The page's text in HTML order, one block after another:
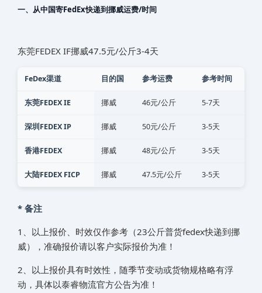
一、从中国寄FedEx快递到‌挪威‌‌‌‌‌‌‌运费/时间
东莞FEDEX IF‌挪威‌‌‌‌‌‌‌47.5元/公斤3-4天
FeDex渠道 目的国 参考运费 参考时间
东莞FEDEX IE ‌挪威‌‌‌‌‌‌‌ 46元/公斤 5-7天
深圳FEDEX IP ‌挪威‌‌‌‌‌‌‌ 50元/公斤 3-5天
香港FEDEX ‌挪威‌‌‌‌‌‌‌ 48元/公斤 3-5天
大陆FEDEX FICP ‌挪威‌‌‌‌‌‌‌ 47.5元/公斤 3-5天
* 备注
1、以上报价、时效仅作参考（23公斤普货fedex快递到‌挪
威‌‌‌‌‌‌‌），准确报价请以客户实际报价为准！
2、以上报价具有时效性，随季节变动或货物规格略有浮
动，具体以泰睿物流官方公告为准！